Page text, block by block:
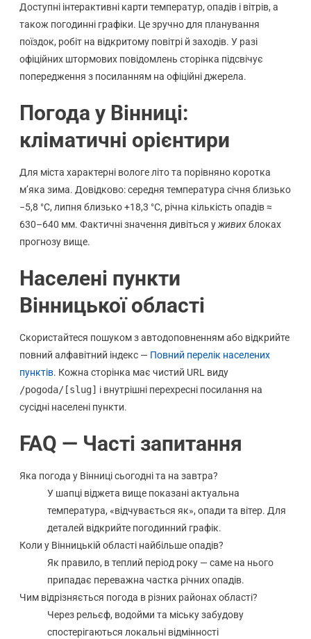
Доступні інтерактивні карти температур, опадів і вітрів, а
також погодинні графіки. Це зручно для планування
поїздок, робіт на відкритому повітрі й заходів. У разі
офіційних штормових повідомлень сторінка підсвічує
попередження з посиланням на офіційні джерела.
Погода у Вінниці:
кліматичні орієнтири
Для міста характерні вологе літо та порівняно коротка
м’яка зима. Довідково: середня температура січня близько
−5,8 °C, липня близько +18,3 °C, річна кількість опадів ≈
630–640 мм. Фактичні значення дивіться уживихблоках
прогнозу вище.
Населені пункти
Вінницької області
Скористайтеся пошуком з автодоповненням або відкрийте
повний алфавітний індекс — Повний перелік населених
пунктів. Кожна сторінка має чистий URL виду
/pogoda/[slug] і внутрішні перехресні посилання на
сусідні населені пункти.
FAQ — Часті запитання
Яка погода у Вінниці сьогодні та на завтра?
У шапці віджета вище показані актуальна
температура, «відчувається як», опади та вітер. Для
деталей відкрийте погодинний графік.
Коли у Вінницькій області найбільше опадів?
Як правило, в теплий період року — саме на нього
припадає переважна частка річних опадів.
Чим відрізняється погода в різних районах області?
Через рельєф, водойми та міську забудову
спостерігаються локальні відмінності